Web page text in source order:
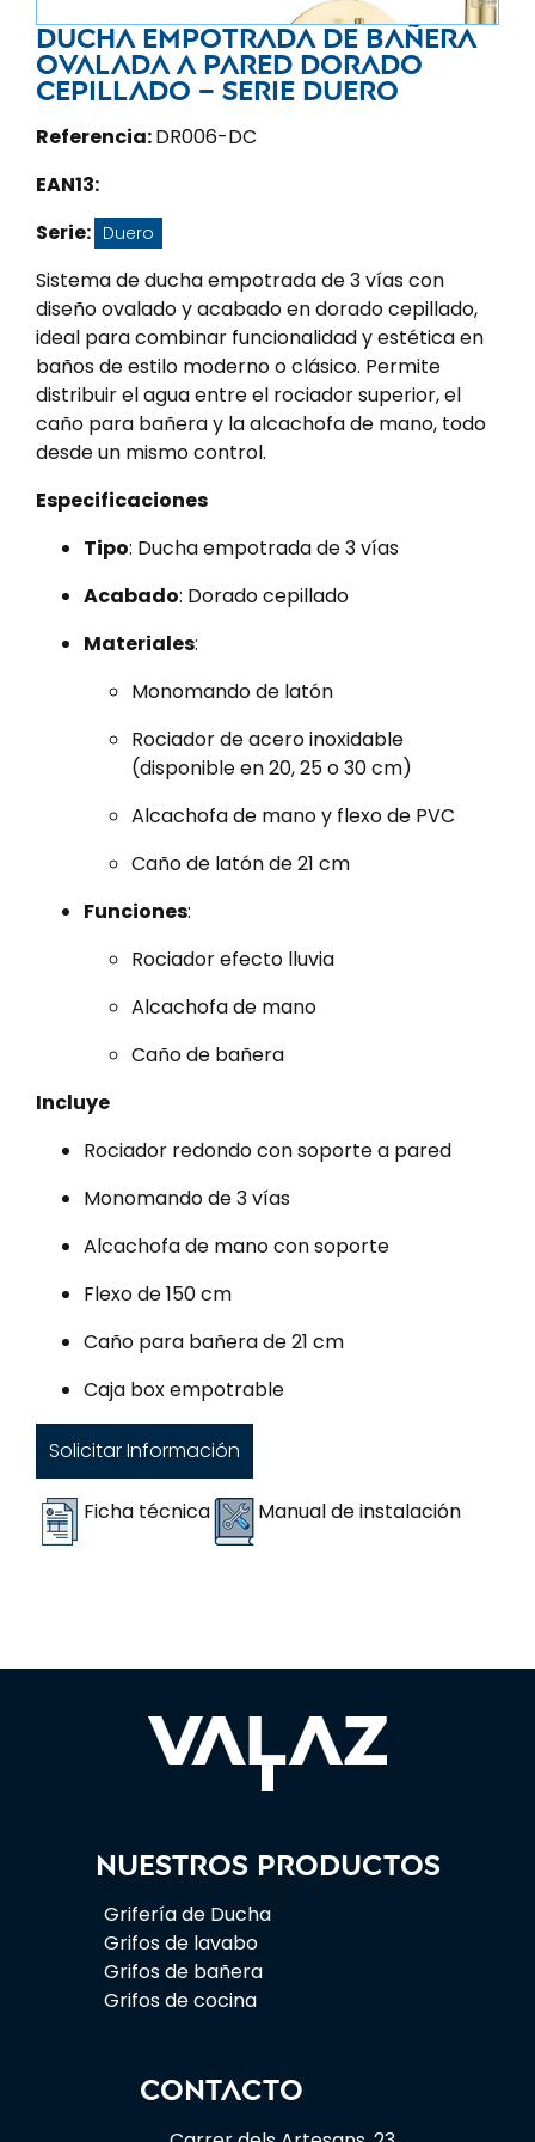
Ducha empotrada de bañera
ovalada a pared dorado
cepillado – Serie Duero
Referencia:DR006-DC
EAN13:
Serie: Duero
Sistema de ducha empotrada de 3 vías con
diseño ovalado y acabado en dorado cepillado,
ideal para combinar funcionalidad y estética en
baños de estilo moderno o clásico. Permite
distribuir el agua entre el rociador superior, el
caño para bañera y la alcachofa de mano, todo
desde un mismo control.
Especificaciones
Tipo: Ducha empotrada de 3 vías
Acabado: Dorado cepillado
Materiales:
Monomando de latón
Rociador de acero inoxidable
(disponible en 20, 25 o 30 cm)
Alcachofa de mano y flexo de PVC
Caño de latón de 21 cm
Funciones:
Rociador efecto lluvia
Alcachofa de mano
Caño de bañera
Incluye
Rociador redondo con soporte a pared
Monomando de 3 vías
Alcachofa de mano con soporte
Flexo de 150 cm
Caño para bañera de 21 cm
Caja box empotrable
Solicitar Información
Ficha técnica Manual de instalación
Nuestros productos
Grifería de Ducha
Grifos de lavabo
Grifos de bañera
Grifos de cocina
CONTACTO